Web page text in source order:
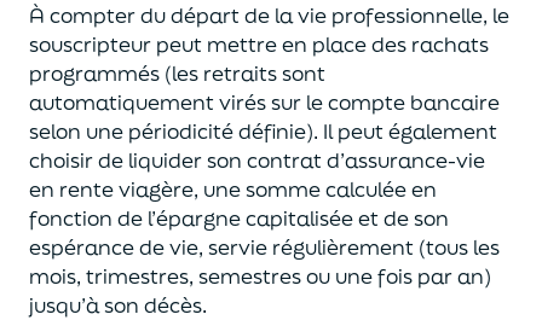
À compter du départ de la vie professionnelle, le
souscripteur peut mettre en place des rachats
programmés (les retraits sont
automatiquement virés sur le compte bancaire
selon une périodicité définie). Il peut également
choisirde liquider son contrat d’assurance-vie
en rente viagère, une somme calculée en
fonction de l’épargne capitalisée et deson
espérance de vie, servie régulièrement (tous les
mois, trimestres, semestres ou une fois par an)
jusqu’à son décès.